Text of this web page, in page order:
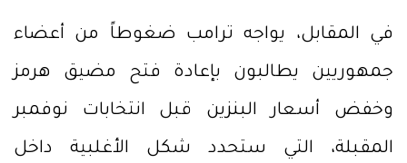
في المقابل، يواجه ترامب ضغوطاً من أعضاء
جمهوريين يطالبون بإعادة فتح مضيق هرمز
وخفض أسعار البنزين قبل انتخابات نوفمبر
المقبلة، التي ستحدد شكل الأغلبية داخل